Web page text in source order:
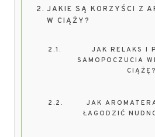
JAKIE SĄ KORZYŚCI Z
W CIĄŻY?
JAK RELAKS I
SAMOPOCZUCIA
CIĄŻĘ?
JAK
ŁAGODZIĆ